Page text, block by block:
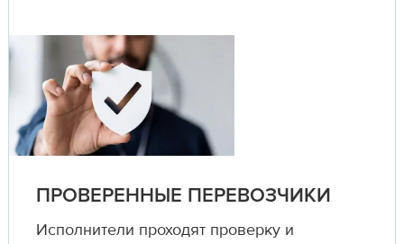
ПРОВЕРЕННЫЕ ПЕРЕВОЗЧИКИ
Исполнители проходят проверку и